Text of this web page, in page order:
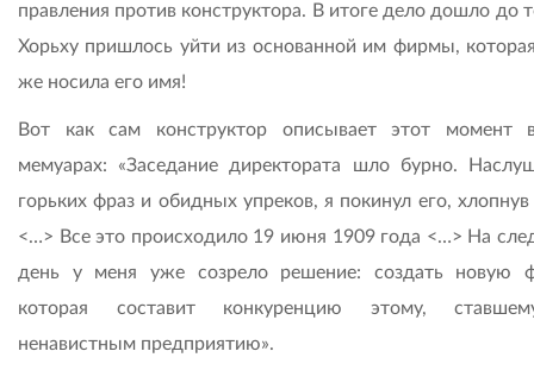
правления против конструктора. В итоге дело дошло до
Хорьху пришлось уйти из основанной им фирмы,
же носила его имя!
Вот как сам конструктор описывает этот момент
мемуарах: «Заседание директората шло бурно.
горьких фраз и обидных упреков, я покинул его,
<…> Все это происходило 19 июня 1909 года <…> На
день у меня уже созрело решение: создать новую
которая составит конкуренцию этому,
ненавистным предприятию».